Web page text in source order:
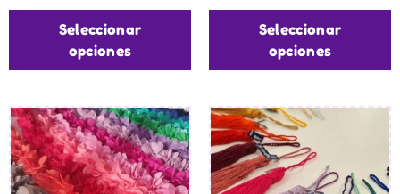
Seleccionar
opciones
Seleccionar
opciones